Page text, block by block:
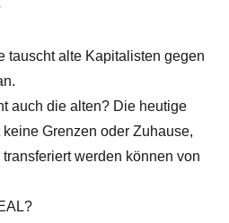
tauscht alte Kapitalisten gegen
auch die alten? Die heutige
Grenzen oder Zuhause,
werden können von